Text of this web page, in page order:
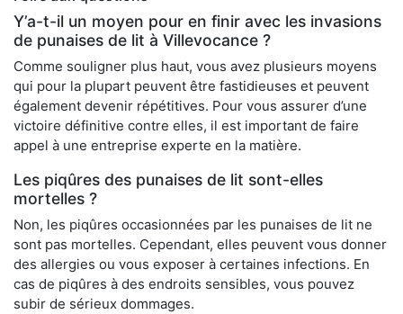
Y’a-t-il un moyen pour en finir avec les invasions
de punaises de lit à Villevocance ?
Comme souligner plus haut, vous avez plusieurs moyens
qui pour la plupart peuvent être fastidieuses et peuvent
également devenir répétitives. Pour vous assurer d’une
victoire définitive contre elles, il est important de faire
appel à une entreprise experte en la matière.
Les piqûres des punaises de lit sont-elles
mortelles ?
Non, les piqûres occasionnées par les punaises de lit ne
sont pas mortelles. Cependant, elles peuvent vous donner
des allergies ou vous exposer à certaines infections. En
cas de piqûres à des endroits sensibles, vous pouvez
subir de sérieux dommages.